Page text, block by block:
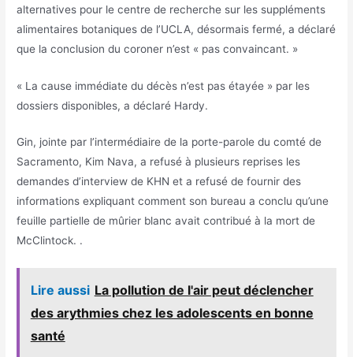
alternatives pour le centre de recherche sur les suppléments
alimentaires botaniques de l’UCLA, désormais fermé, a déclaré
que la conclusion du coroner n’est « pas convaincant. »
« La cause immédiate du décès n’est pas étayée » par les
dossiers disponibles, a déclaré Hardy.
Gin, jointe par l’intermédiaire de la porte-parole du comté de
Sacramento, Kim Nava, a refusé à plusieurs reprises les
demandes d’interview de KHN et a refusé de fournir des
informations expliquant comment son bureau a conclu qu’une
feuille partielle de mûrier blanc avait contribué à la mort de
McClintock. .
Lire aussi La pollution de l'air peut déclencher
des arythmies chez les adolescents en bonne
santé